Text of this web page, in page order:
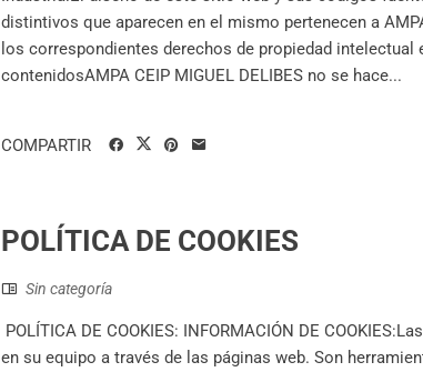
distintivos que aparecen en el mismo pertenecen a
los correspondientes derechos de propiedad
contenidosAMPA CEIP MIGUEL DELIBES no se hace...
COMPARTIR
POLÍTICA DE COOKIES
Sin categoría
POLÍTICA DE COOKIES: INFORMACIÓN DE
en su equipo a través de las páginas web. Son